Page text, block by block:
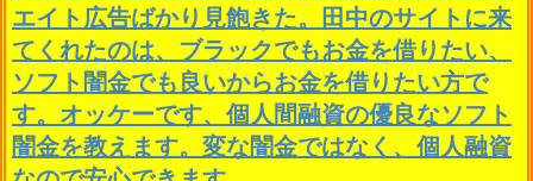
エイト広告ばかり見飽きた。田中のサイトに来
てくれたのは、ブラックでもお金を借りたい、
ソフト闇金でも良いからお金を借りたい方で
す。オッケーです、個人間融資の優良なソフト
闇金を教えます。変な闇金ではなく、個人融資